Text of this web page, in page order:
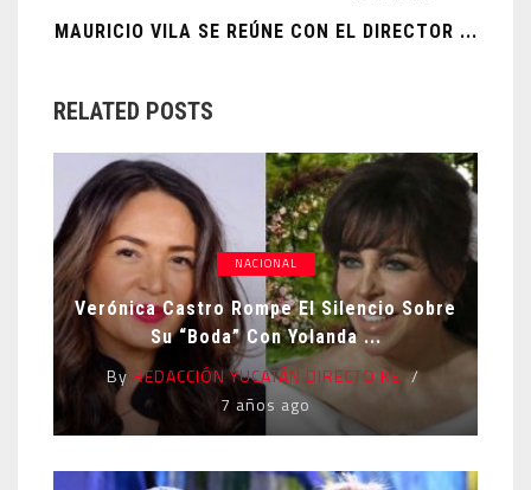
MAURICIO VILA SE REÚNE CON EL DIRECTOR ...
RELATED POSTS
NACIONAL
Verónica Castro Rompe El Silencio Sobre
Su “boda” Con Yolanda ...
By REDACCIÓN YUCATÁN DIRECTO KE
7 años ago